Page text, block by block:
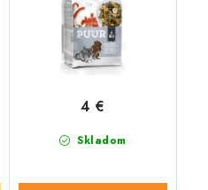
Skladom
4 €